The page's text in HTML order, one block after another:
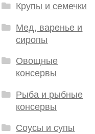
Крупы и семечки
Мед, варенье и
сиропы
Овощные
консервы
Рыба и рыбные
консервы
Соусы и супы